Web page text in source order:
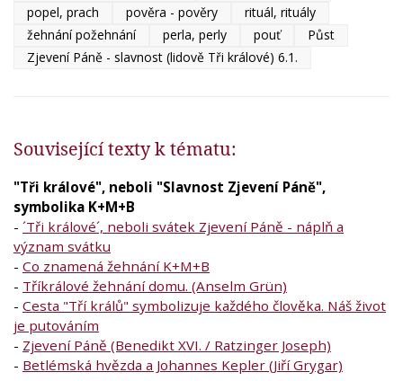
popel, prach
pověra - pověry
rituál, rituály
žehnání požehnání
perla, perly pouť
Půst
Zjevení Páně - slavnost (lidově Tři králové) 6.1.
Související texty k tématu:
"Tři králové", neboli "Slavnost Zjevení Páně",
symbolika K+M+B
- ´Tři králové´, neboli svátek Zjevení Páně - náplň a
význam svátku
- Co znamená žehnání K+M+B
- Tříkrálové žehnání domu. (Anselm Grün)
- Cesta "Tří králů" symbolizuje každého člověka. Náš život
je putováním
- Zjevení Páně (Benedikt XVI. / Ratzinger Joseph)
- Betlémská hvězda a Johannes Kepler (Jiří Grygar)